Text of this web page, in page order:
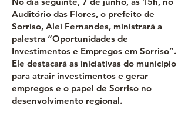
Auditório das Flores, o prefeito de
Sorriso, Alei Fernandes, ministrará a
palestra “Oportunidades de
Investimentos e Empregos em Sorriso”.
Ele destacará as iniciativas do município
para atrair investimentos e gerar
empregos e o papel de Sorriso no
desenvolvimento regional.